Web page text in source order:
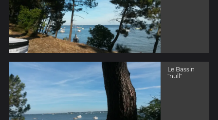
Le Bassin
"null"